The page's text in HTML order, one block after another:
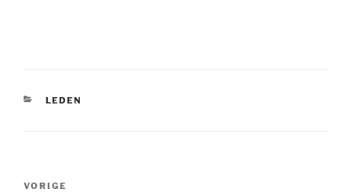
CATEGORIEËN
LEDEN
Bericht
Vorig
VORIGE